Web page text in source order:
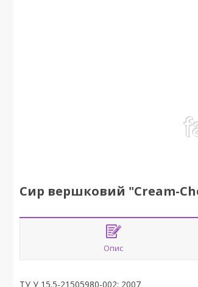
Сир вершковий "Cream-
Опис
ТУ У 15.5-21505980-002: 2007